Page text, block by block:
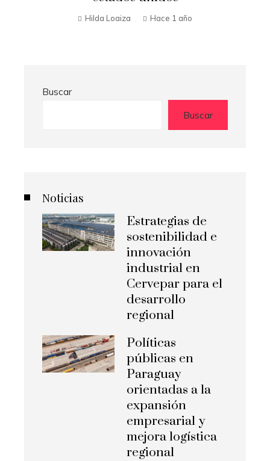
Buscar
Buscar
Noticias
Estrategias de
sostenibilidad e
innovación
industrial en
Cervepar para el
desarrollo
regional
Políticas
públicas en
Paraguay
orientadas a la
expansión
empresarial y
mejora logística
regional